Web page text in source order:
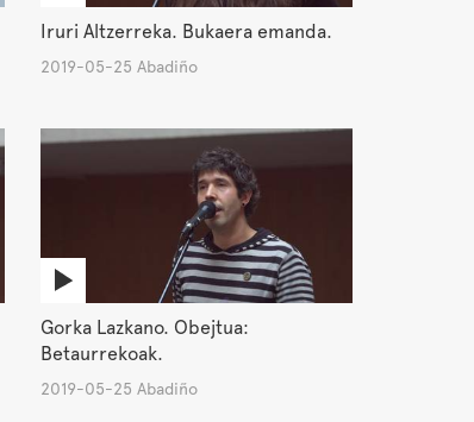
Iruri Altzerreka. Bukaera emanda.
2019-05-25 Abadiño
Gorka Lazkano. Obejtua:
Betaurrekoak.
2019-05-25 Abadiño